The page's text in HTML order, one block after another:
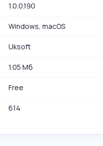
1.0.0.190
Windows, macOS
Uksoft
1.05 Мб
Free
614